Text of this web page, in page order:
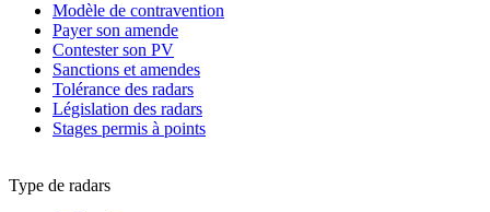
Modèle de contravention
Payer son amende
Contester son PV
Sanctions et amendes
Tolérance des radars
Législation des radars
Stages permis à points
Type de radars